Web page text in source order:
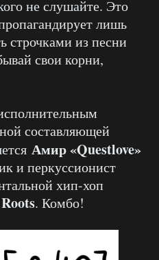
не слушайте. Это
лишь
строчками из песни
свои корни,
составляющей
Амир «Questlove»
и перкуссионист
хип-хоп
. Комбо!